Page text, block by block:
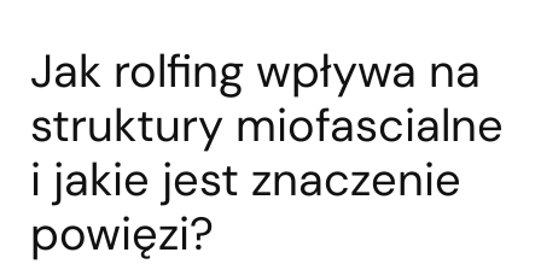
Jak rolfing wpływa na
struktury miofascialne
i jakie jest znaczenie
powięzi?